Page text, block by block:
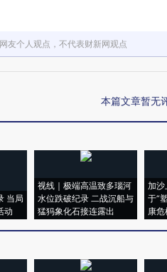
友个人观点，不代表财新网观点
本篇文章暂无
当局
动
视线｜极端高温致多瑙河
水位跌破纪录 二战沉船与
猛犸象化石接连露出
加沙
于“
康危